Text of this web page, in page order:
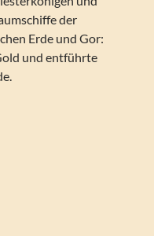
der
Erde und Gor:
und entführte